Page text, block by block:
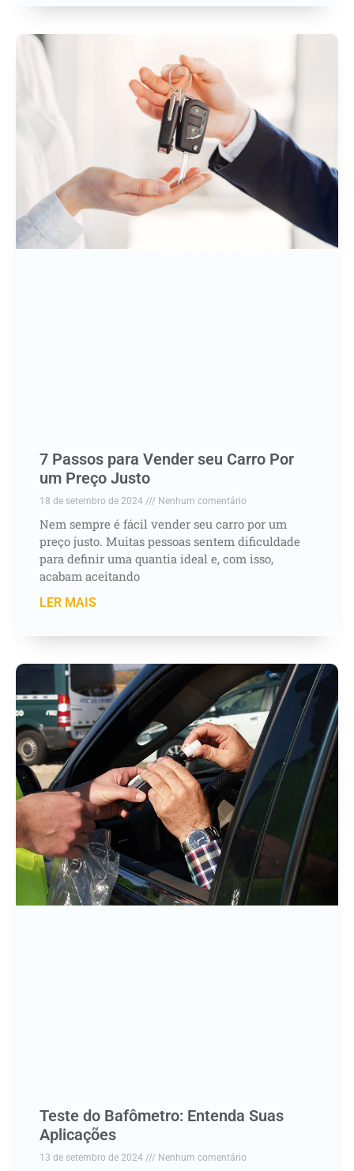
7 Passos para Vender seu Carro Por
um Preço Justo
18 de setembro de 2024 Nenhum comentário
Nem sempre é fácil vender seu carro por um
preço justo. Muitas pessoas sentem dificuldade
para definir uma quantia ideal e, com isso,
acabam aceitando
LER MAIS
Teste do Bafômetro: Entenda Suas
Aplicações
13 de setembro de 2024 Nenhum comentário